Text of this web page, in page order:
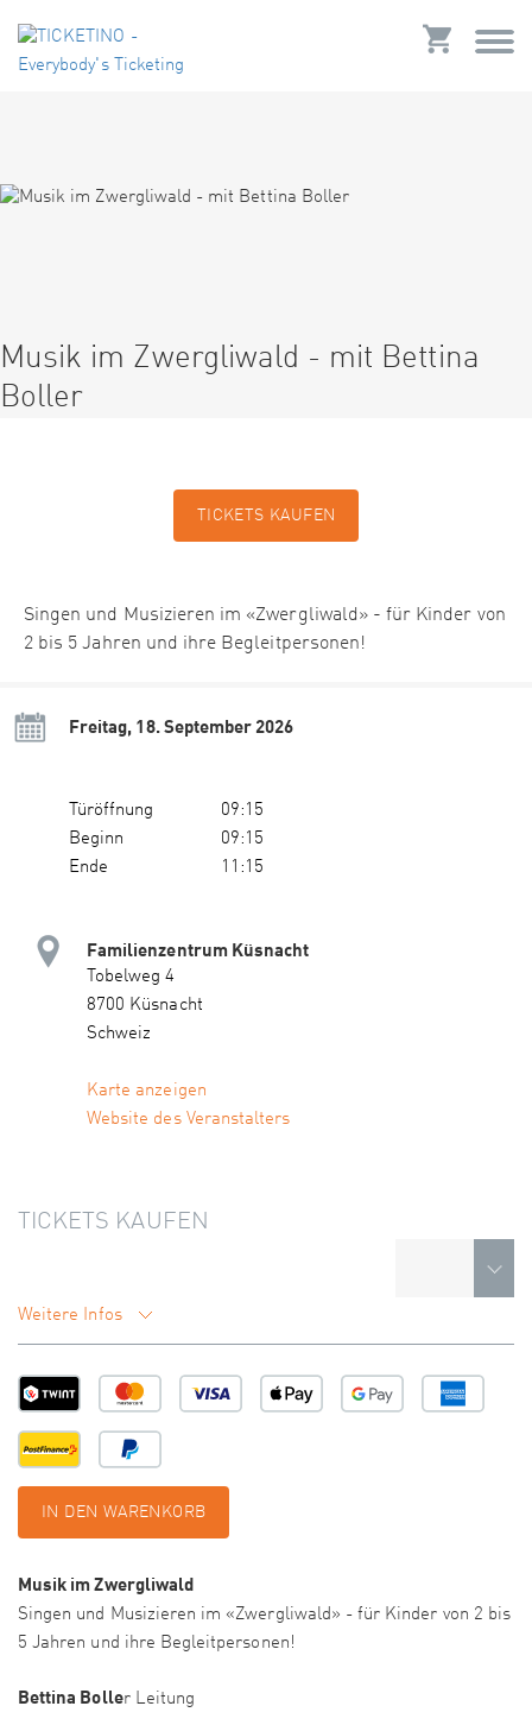
Musik im Zwergliwald - mit Bettina
Boller
TICKETS KAUFEN
Singen und Musizieren im «Zwergliwald» - für Kinder von
2 bis 5 Jahren und ihre Begleitpersonen!
Freitag, 18. September 2026
Türöffnung
09:15
Beginn
09:15
Ende
11:15
Familienzentrum Küsnacht
Tobelweg 4
8700 Küsnacht
Schweiz
Karte anzeigen
Website des Veranstalters
TICKETS KAUFEN
Weitere Infos
IN DEN WARENKORB
Musik im Zwergliwald
Singen und Musizieren im «Zwergliwald» - für Kinder von 2 bis
5 Jahren und ihre Begleitpersonen!
Bettina Boller Leitung